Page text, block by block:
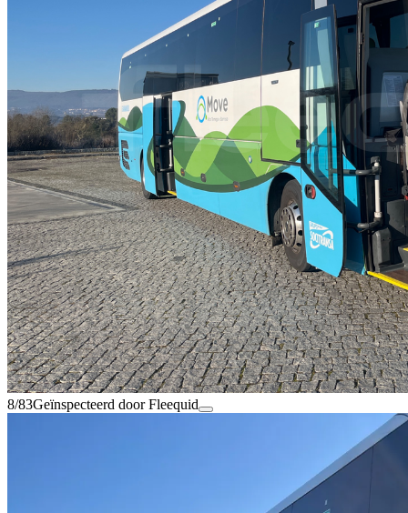
8/83Geïnspecteerd door Fleequid